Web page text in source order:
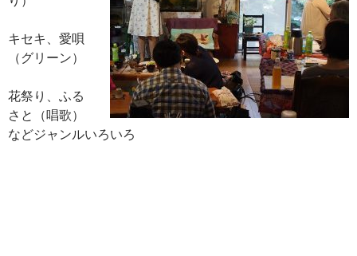
キセキ、愛唄
（グリーン）
花祭り、ふる
さと（唱歌）
などジャンルいろいろ